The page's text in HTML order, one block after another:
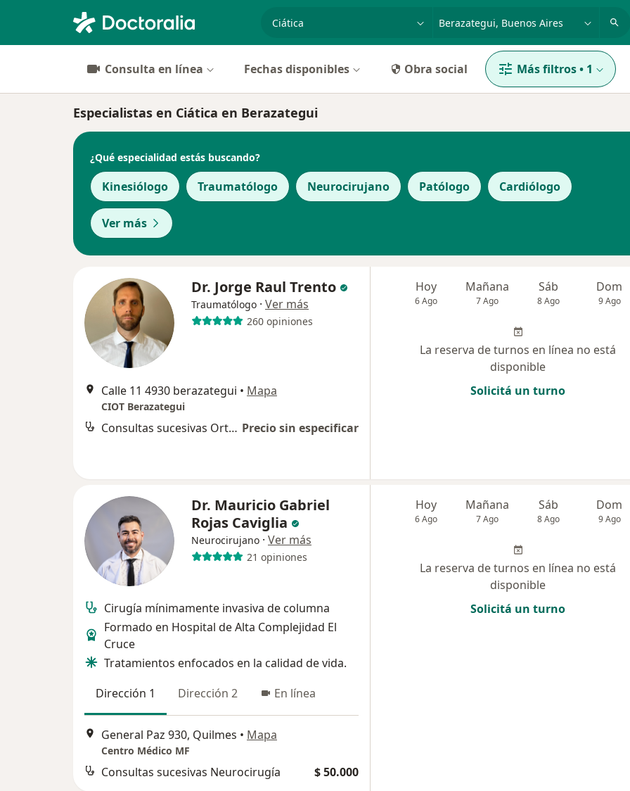
especialidad, enfermedad o nombre
Consulta en línea Fechas disponibles Obra social Más filtros• 1
Especialistas en Ciática en Berazategui
¿Qué especialidad estás buscando?
Kinesiólogo Traumatólogo Neurocirujano Patólogo Cardiólogo
Ver más
Dr. Jorge Raul Trento
Traumatólogo · Ver más
260 opiniones
Calle 11 4930 berazategui • Mapa
CIOT Berazategui
Consultas sucesivas Ortopedia y Traumatología Precio sin especificar
Hoy
6 Ago
Mañana
7 Ago
Sáb
8 Ago
Dom
9 Ago
La reserva de turnos en línea no está
disponible
Solicitá un turno
Dr. Mauricio Gabriel
Rojas Caviglia
Neurocirujano · Ver más
21 opiniones
Cirugía mínimamente invasiva de columna
Formado en Hospital de Alta Complejidad El
Cruce
Tratamientos enfocados en la calidad de vida.
Dirección 1
Dirección 2 En línea
General Paz 930, Quilmes • Mapa
Centro Médico MF
Consultas sucesivas Neurocirugía $ 50.000
Hoy
6 Ago
Mañana
7 Ago
Sáb
8 Ago
Dom
9 Ago
La reserva de turnos en línea no está
disponible
Solicitá un turno